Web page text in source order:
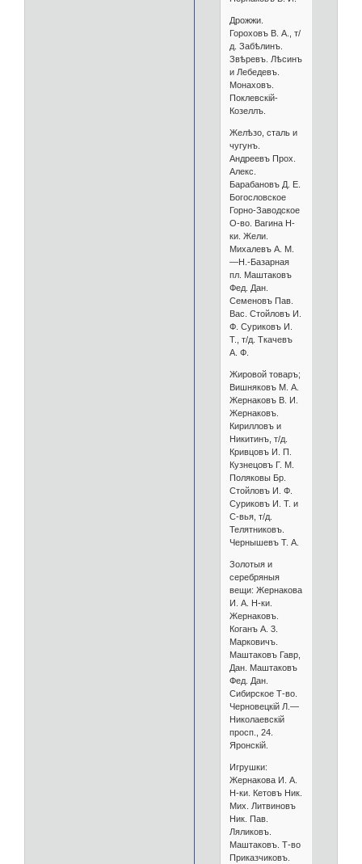
Дрожжи.
Гороховъ В. А., т/
д. Забѣлинъ.
Звѣревъ. Лѣсинъ
и Лебедевъ.
Монаховъ.
Поклевскій-
Козеллъ.
Желѣзо, сталь и
чугунъ.
Андреевъ Прох.
Алекс.
Барабановъ Д. Е.
Богословское
Горно-Заводское
О-во. Вагина Н-
ки. Жели.
Михалевъ А. М.
—Н.-Базарная
пл. Маштаковъ
Фед. Дан.
Семеновъ Пав.
Вас. Стойловъ И.
Ф. Суриковъ И.
Т., т/д. Ткачевъ
А. Ф.
Жировой товаръ;
Вишняковъ М. А.
Жернаковъ В. И.
Жернаковъ.
Кирилловъ и
Никитинъ, т/д.
Кривцовъ И. П.
Кузнецовъ Г. М.
Поляковы Бр.
Стойловъ И. Ф.
Суриковъ И. Т. и
С-вья, т/д.
Телятниковъ.
Чернышевъ Т. А.
Золотыя и
серебряныя
вещи: Жернакова
И. А. Н-ки.
Жернаковъ.
Коганъ А. 3.
Марковичъ.
Маштаковъ Гавр,
Дан. Маштаковъ
Фед. Дан.
Сибирское Т-во.
Черновецкій Л.—
Николаевскій
просп., 24.
Яронскій.
Игрушки:
Жернакова И. А.
Н-ки. Кетовъ Ник.
Мих. Литвиновъ
Ник. Пав.
Ляликовъ.
Маштаковъ. Т-во
Приказчиковъ.